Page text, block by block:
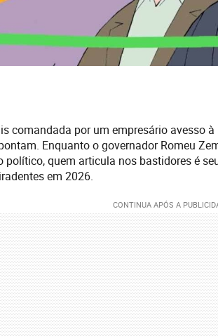
comandada por um empresário avesso
Enquanto o governador Romeu
político, quem articula nos bastidores é
em 2026.